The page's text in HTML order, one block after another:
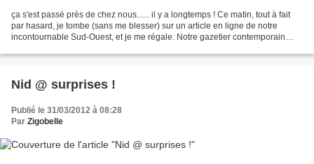
ça s'est passé près de chez nous...... il y a longtemps ! Ce matin, tout à fait
par hasard, je tombe (sans me blesser) sur un article en ligne de notre
incontournable Sud-Ouest, et je me régale. Notre gazetier contemporain
Nid @ surprises !
Publié le 31/03/2012 à 08:28
Par Zigobelle